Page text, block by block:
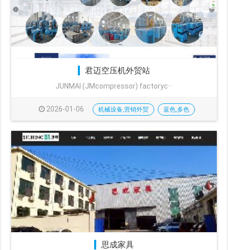
君迈空压机外贸站
JUNMAI (JMcompressor) factoryc···
2026-01-06 机械设备,营销外贸 蓝色,多色
思成家具